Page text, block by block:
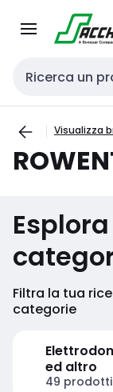
navigazione
Cerca input
Visualizza
Filtra la tua
categorie
ed altro
49 prodotti